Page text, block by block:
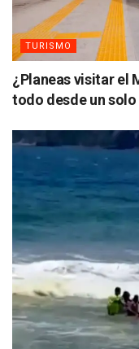
TURISMO
¿Planeas visitar el
todo desde un